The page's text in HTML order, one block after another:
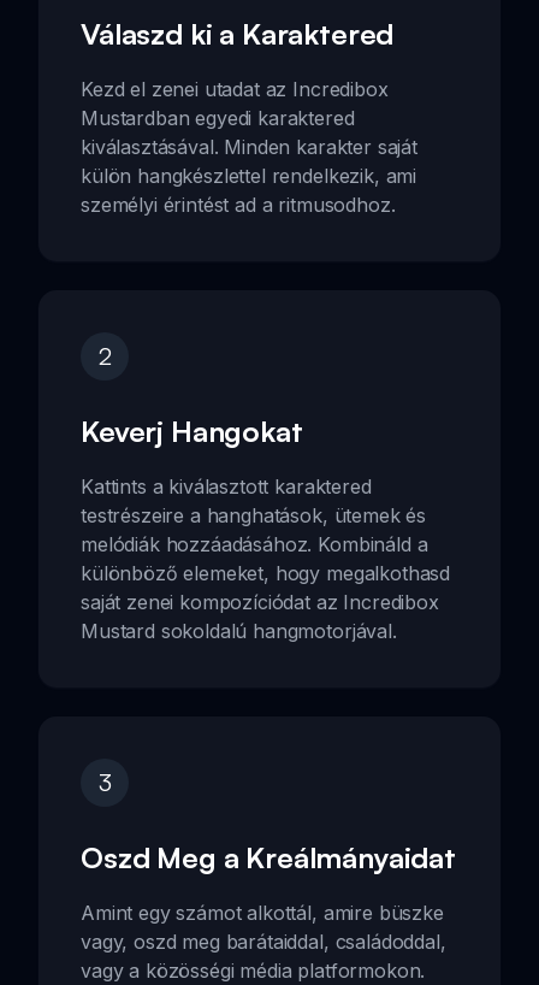
Válaszd ki a Karaktered
Kezd el zenei utadat az Incredibox
Mustardban egyedi karaktered
kiválasztásával. Minden karakter saját
külön hangkészlettel rendelkezik, ami
személyi érintést ad a ritmusodhoz.
2
Keverj Hangokat
Kattints a kiválasztott karaktered
testrészeire a hanghatások, ütemek és
melódiák hozzáadásához. Kombináld a
különböző elemeket, hogy megalkothasd
saját zenei kompozíciódat az Incredibox
Mustard sokoldalú hangmotorjával.
3
Oszd Meg a Kreálmányaidat
Amint egy számot alkottál, amire büszke
vagy, oszd meg barátaiddal, családoddal,
vagy a közösségi média platformokon.